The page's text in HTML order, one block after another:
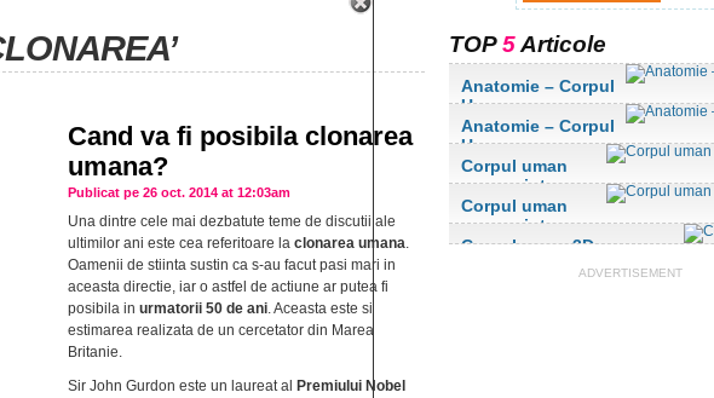
Cand va fi posibila clonarea
umana?
Publicat pe 26 oct. 2014 at 12:03am
Una dintre cele mai dezbatute teme de discutii ale
ultimilor ani este cea referitoare la clonarea umana.
Oamenii de stiinta sustin ca s-au facut pasi mari in
aceasta directie, iar o astfel de actiune ar putea fi
posibila in urmatorii 50 de ani. Aceasta este si
estimarea realizata de un cercetator din Marea
Britanie.
Sir John Gurdon este un laureat al Premiului Nobel
TOP5Articole
Anatomie – Corpul
Uman
Anatomie – Corpul
Uman
Corpul uman
organe interne
Corpul uman
organe interne
Corpul uman 3D
ADVERTISEMENT